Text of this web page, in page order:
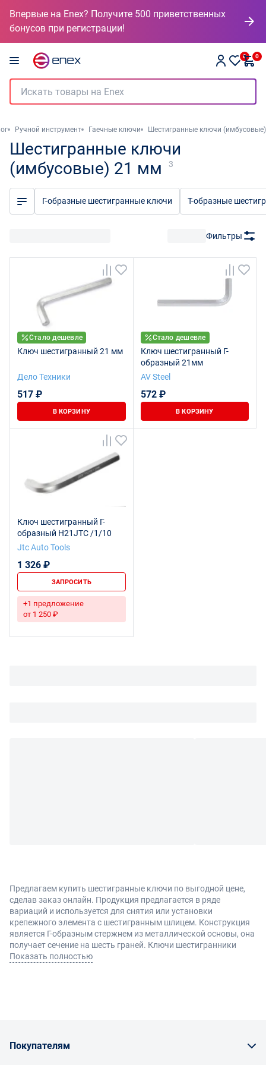
Впервые на Enex? Получите 500 приветственных
бонусов при регистрации!
0 0
Ручной инструмент Гаечные ключи Шестигранные ключи (имбусовые)
Шестигранные ключи
(имбусовые) 21 мм
3
Г-образные шестигранные ключи Т-образные
Фильтры
Стало дешевле
Ключ шестигранный 21 мм
Дело Техники
517 ₽
В КОРЗИНУ
Стало дешевле
Ключ шестигранный Г-
образный 21мм
AV Steel
572 ₽
В КОРЗИНУ
Ключ шестигранный Г-
образный H21JTC /1/10
Jtc Auto Tools
1 326 ₽
ЗАПРОСИТЬ
+1 предложение
от 1 250 ₽
Предлагаем купить шестигранные ключи по выгодной цене,
сделав заказ онлайн. Продукция предлагается в ряде
вариаций и используется для снятия или установки
крепежного элемента с шестигранным шлицем. Конструкция
является Г-образным стержнем из металлической основы, она
получает сечение на шесть граней. Ключи шестигранники
стоит купить для сборки мебели, разных конструкций или
каждый нашел вариант, который соответствует всем
Показать полностью
Покупателям